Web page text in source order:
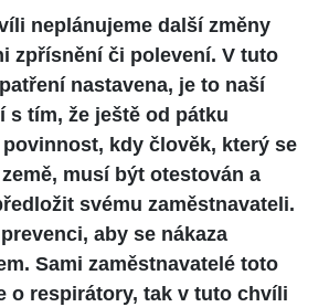
neplánujeme další změny
zpřísnění či polevení. V tuto
nastavena, je to naší
s tím, že ještě od pátku
kdy člověk, který se
musí být otestován a
svému zaměstnavateli.
aby se nákaza
Sami zaměstnavatelé toto
o respirátory, tak v tuto chvíli